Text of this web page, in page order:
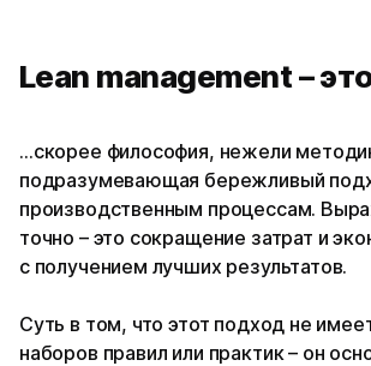
Lean management –
…скорее философия, нежели
подразумевающая бережливый
производственным процессам.
точно – это сокращение затрат и
с получением лучших результатов.
Суть в том, что этот подход не
наборов правил или практик – он